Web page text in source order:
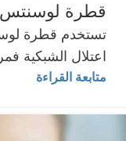
قطرة لوسنتس
تستخدم قطرة
اعتلال الشبكية
متابعة القراءة